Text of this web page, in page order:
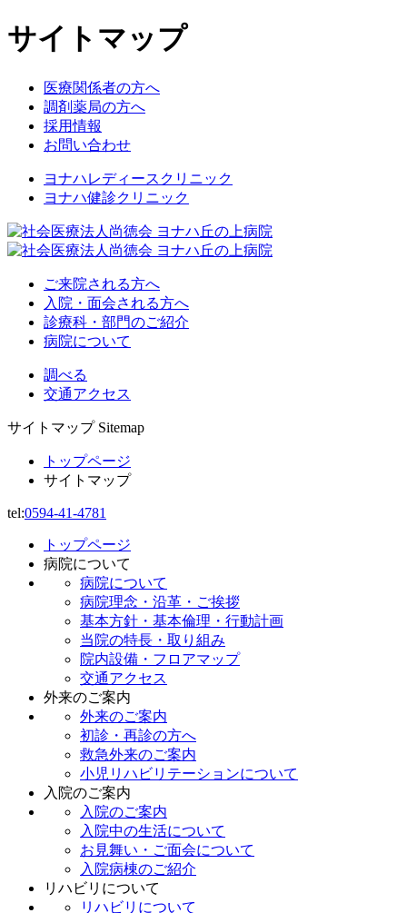
サイトマップ
医療関係者の⽅へ
調剤薬局の方へ
採⽤情報
お問い合わせ
ヨナハレディースクリニック
ヨナハ健診クリニック
ご来院される⽅へ
⼊院・⾯会される⽅へ
診療科・部⾨のご紹介
病院について
調べる
交通アクセス
サイトマップ Sitemap
トップページ
サイトマップ
tel:0594-41-4781
トップページ
病院について
病院について
病院理念・沿革・ご挨拶
基本方針・基本倫理・行動計画
当院の特長・取り組み
院内設備・フロアマップ
交通アクセス
外来のご案内
外来のご案内
初診・再診の方へ
救急外来のご案内
小児リハビリテーションについて
入院のご案内
入院のご案内
入院中の生活について
お見舞い・ご面会について
入院病棟のご紹介
リハビリについて
リハビリについて